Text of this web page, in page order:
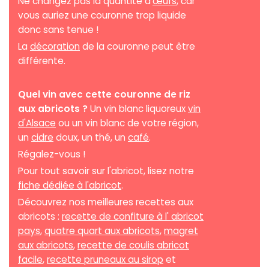
vous auriez une couronne trop liquide
donc sans tenue !
La décoration de la couronne peut être
différente.
Quel vin avec cette couronne de riz
aux abricots ? Un vin blanc liquoreuxvin
d'Alsace ou un vin blanc de votre région,
un cidre doux, un thé, un café.
Régalez-vous !
Pour tout savoir sur l'abricot, lisez notre
fiche dédiée à l'abricot.
Découvrez nos meilleures recettes aux
abricots : recette de confiture à l' abricot
pays,quatre quart aux abricots,magret
aux abricots,recette de coulis abricot
facile,recette pruneaux au sirop et